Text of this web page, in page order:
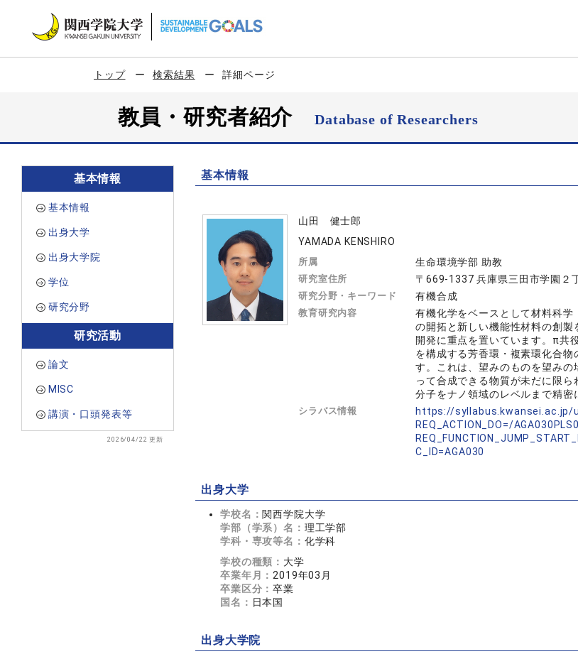
トップ 検索結果 詳細ページ
教員・研究者紹介Database of Researchers
基本情報
基本情報
出身大学
出身大学院
学位
研究分野
研究活動
論文
MISC
講演・口頭発表等
2026/04/22 更新
基本情報
山田 健士郎
YAMADA KENSHIRO
所属 生命環境学部 助教
研究室住所 〒669-1337 兵庫県三田市学園
研究分野・キーワード 有機合成
教育研究内容
有機化学をベースとして材料科
の開拓と新しい機能性材料の創
開発に重点を置いています。π共
を構成する芳香環・複素環化合
す。これは、望みのものを望みの
って合成できる物質が未だに限
分子をナノ領域のレベルまで精密
シラバス情報
https://syllabus.kwansei.ac.jp/
REQ_ACTION_DO=/
C_ID=AGA030
出身大学
学校名： 関西学院大学
学部（学系）名： 理工学部
学科・専攻等名： 化学科
学校の種類： 大学
卒業年月： 2019年03月
卒業区分：卒業
国名： 日本国
出身大学院